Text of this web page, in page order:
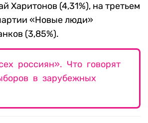
Харитонов (4,31%), на третьем
«Новые люди»
(3,85%).
россиян». Что говорят
в зарубежных